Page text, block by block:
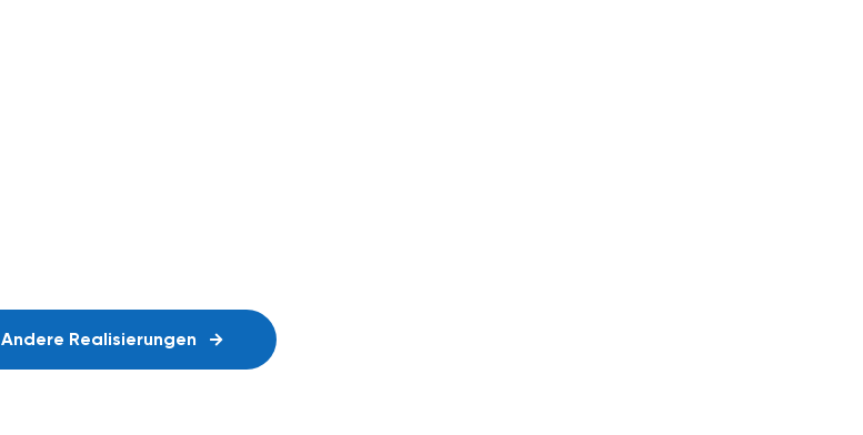
Andere Realisierungen